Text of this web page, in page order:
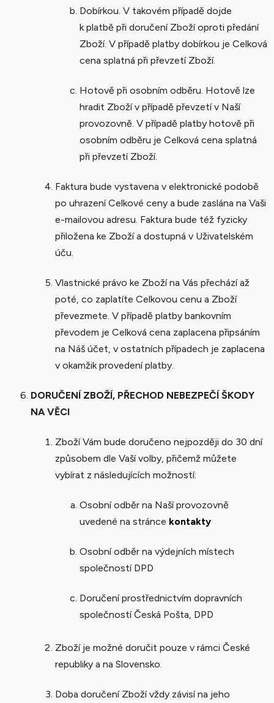
Dobírkou. V takovém případě dojde
k platbě při doručení Zboží oproti předání
Zboží. V případě platby dobírkou je Celková
cena splatná při převzetí Zboží.
Hotově při osobním odběru. Hotově lze
hradit Zboží v případě převzetí v Naší
provozovně. V případě platby hotově při
osobním odběru je Celková cena splatná
při převzetí Zboží.
Faktura bude vystavena v elektronické podobě
po uhrazení Celkové ceny a bude zaslána na Vaši
e-mailovou adresu. Faktura bude též fyzicky
přiložena ke Zboží a dostupná v Uživatelském
úču.
Vlastnické právo ke Zboží na Vás přechází až
poté, co zaplatíte Celkovou cenu a Zboží
převezmete. V případě platby bankovním
převodem je Celková cena zaplacena připsáním
na Náš účet, v ostatních případech je zaplacena
v okamžik provedení platby.
DORUČENÍ ZBOŽÍ, PŘECHOD NEBEZPEČÍ ŠKODY
NA VĚCI
Zboží Vám bude doručeno nejpozději do 30 dní
způsobem dle Vaší volby, přičemž můžete
vybírat z následujících možností:
Osobní odběr na Naší provozovně
uvedené na stránce kontakty
Osobní odběr na výdejních místech
společností DPD
Doručení prostřednictvím dopravních
společností Česká Pošta, DPD
Zboží je možné doručit pouze v rámci České
republiky a na Slovensko.
Doba doručení Zboží vždy závisí na jeho